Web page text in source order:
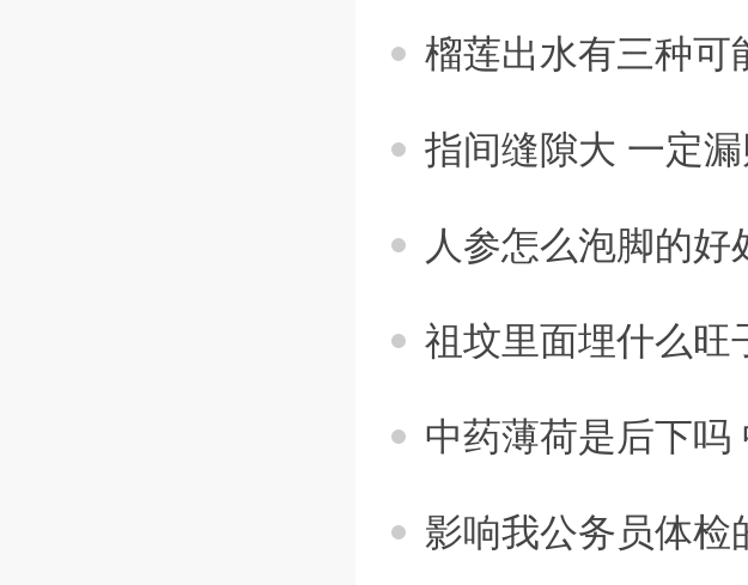
榴莲出水有三种可
指间缝隙大 一定漏财
人参怎么泡脚的
祖坟里面埋什么旺子
中药薄荷是后下吗
影响我公务员体检